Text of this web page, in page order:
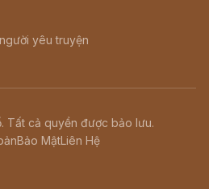
yêu truyện
Tất cả quyền được bảo lưu.
Bảo MậtLiên Hệ